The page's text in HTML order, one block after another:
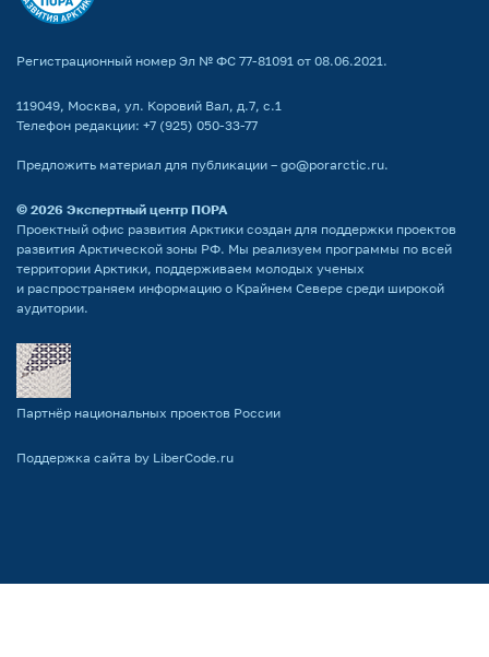
Регистрационный номер Эл № ФС 77-81091 от 08.06.2021.
119049, Москва, ул. Коровий Вал, д.7, с.1
Телефон редакции: +7 (925) 050-33-77
Предложить материал для публикации – go@porarctic.ru.
© 2026 Экспертный центр ПОРА
Проектный офис развития Арктики создан для поддержки проектов
развития Арктической зоны РФ. Мы реализуем программы по всей
территории Арктики, поддерживаем молодых ученых
и распространяем информацию о Крайнем Севере среди широкой
аудитории.
Партнёр национальных проектов России
Поддержка сайта by LiberCode.ru